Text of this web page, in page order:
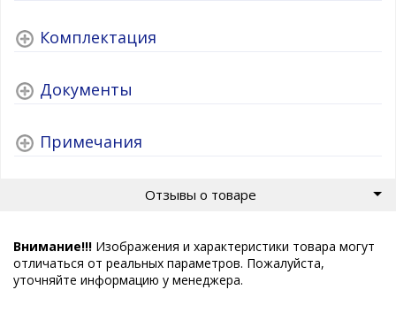
Комплектация
Документы
Примечания
Отзывы о товаре
Внимание!!! Изображения и характеристики товара могут
отличаться от реальных параметров. Пожалуйста,
уточняйте информацию у менеджера.